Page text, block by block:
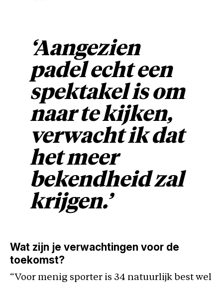
‘Aangezien
padel echt een
spektakel is om
naar te kijken,
verwacht ik dat
het meer
bekendheid zal
krijgen.’
Wat zijn je verwachtingen voor de
toekomst?
“Voor menig sporter is 34 natuurlijk best wel